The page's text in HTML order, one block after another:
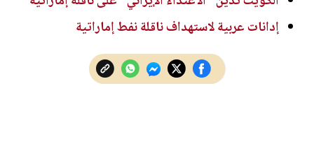
إدانات عربية لاستهداف ناقلة نفط إماراتية